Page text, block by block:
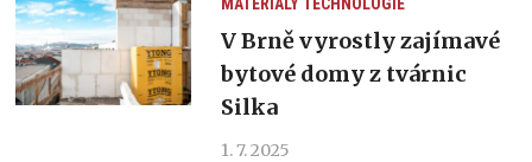
V Brně vyrostly zajímavé
bytové domy z tvárnic
Silka
1. 7. 2025